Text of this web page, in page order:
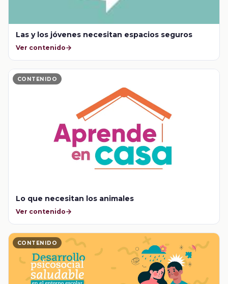
Las y los jóvenes necesitan espacios seguros
Ver contenido
CONTENIDO
Lo que necesitan los animales
Ver contenido
CONTENIDO